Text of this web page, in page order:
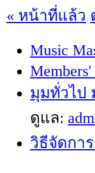
« หน้าที่แล้ว
Music
มุมทั่วไป
ดูแล:
วิธีจัดกา